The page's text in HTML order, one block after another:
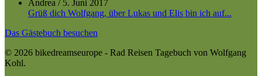
Andrea / 5. Juni 2017
Grüß dich Wolfgang, über Lukas und Elis bin ich auf...
Das Gästebuch besuchen
© 2026 bikedreamseurope - Rad Reisen Tagebuch von Wolfgang
Kohl.